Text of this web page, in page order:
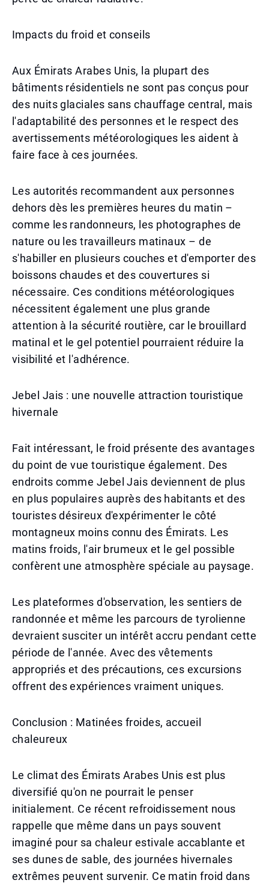
Impacts du froid et conseils
Aux Émirats Arabes Unis, la plupart des
bâtiments résidentiels ne sont pas conçus pour
des nuits glaciales sans chauffage central, mais
l'adaptabilité des personnes et le respect des
avertissements météorologiques les aident à
faire face à ces journées.
Les autorités recommandent aux personnes
dehors dès les premières heures du matin –
comme les randonneurs, les photographes de
nature ou les travailleurs matinaux – de
s'habiller en plusieurs couches et d'emporter des
boissons chaudes et des couvertures si
nécessaire. Ces conditions météorologiques
nécessitent également une plus grande
attention à la sécurité routière, car le brouillard
matinal et le gel potentiel pourraient réduire la
visibilité et l'adhérence.
Jebel Jais : une nouvelle attraction touristique
hivernale
Fait intéressant, le froid présente des avantages
du point de vue touristique également. Des
endroits comme Jebel Jais deviennent de plus
en plus populaires auprès des habitants et des
touristes désireux d'expérimenter le côté
montagneux moins connu des Émirats. Les
matins froids, l'air brumeux et le gel possible
confèrent une atmosphère spéciale au paysage.
Les plateformes d'observation, les sentiers de
randonnée et même les parcours de tyrolienne
devraient susciter un intérêt accru pendant cette
période de l'année. Avec des vêtements
appropriés et des précautions, ces excursions
offrent des expériences vraiment uniques.
Conclusion : Matinées froides, accueil
chaleureux
Le climat des Émirats Arabes Unis est plus
diversifié qu'on ne pourrait le penser
initialement. Ce récent refroidissement nous
rappelle que même dans un pays souvent
imaginé pour sa chaleur estivale accablante et
ses dunes de sable, des journées hivernales
extrêmes peuvent survenir. Ce matin froid dans